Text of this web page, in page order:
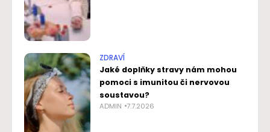
ZDRAVÍ
Jaké doplňky stravy nám mohou
pomoci s imunitou či nervovou
soustavou?
ADMIN 7.7.2026